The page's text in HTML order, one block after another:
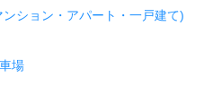
ション・アパート・一戸建て)
場